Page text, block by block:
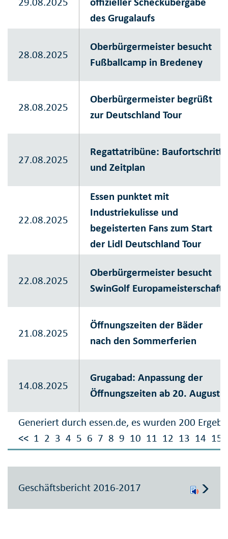
Generiert durch essen.de, es wurden 200
<< 1 2 3 4 5 6 7 8 9 10 11 12 13 14 15
des Grugalaufs
28.08.2025
Oberbürgermeister besucht
Fußballcamp in Bredeney
28.08.2025
Oberbürgermeister begrüßt
zur Deutschland Tour
27.08.2025
Regattatribüne: Baufortschritt
und Zeitplan
22.08.2025
Essen punktet mit
Industriekulisse und
begeisterten Fans zum Start
der Lidl Deutschland Tour
22.08.2025
Oberbürgermeister besucht
SwinGolf Europameisterschaft
21.08.2025
Öffnungszeiten der Bäder
nach den Sommerferien
14.08.2025
Grugabad: Anpassung der
Öffnungszeiten ab 20. August
Geschäftsbericht 2016-2017